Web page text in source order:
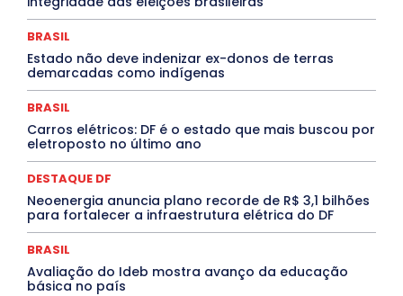
Especial Espírito Santo ESPORTE
EVENTOS
EXPOSIÇÃO Featured
Febre Amarela
INTELIGÊNCIA ARTIFICIAL
INTERNACIONAL
Jogos Online
JUDICIÁRIO
Mato Grosso
MEIO AMBIENTE
Paraíba
Paraná Pernambuco Piauí
POLÍTICA
PROCESSO SELETIVO
QUALIFICAÇÃO PROFISSIONAL
RESIDÊNCIA
Santa Catarina
São Paulo SARAMPO
SAÚDE
Saúde Agora
SEGURANÇA
Soltando o Verbo
TÁ FROID?
TEATRO TECNOLOGIA
TIC TAC
Mais
BRASIL
Estado não deve indenizar ex-donos de terras
demarcadas como indígenas
BRASIL
Carros elétricos: DF é o estado que mais buscou por
eletroposto no último ano
DESTAQUE DF
Neoenergia anuncia plano recorde de R$ 3,1 bilhões
para fortalecer a infraestrutura elétrica do DF
BRASIL
Avaliação do Ideb mostra avanço da educação
básica no país